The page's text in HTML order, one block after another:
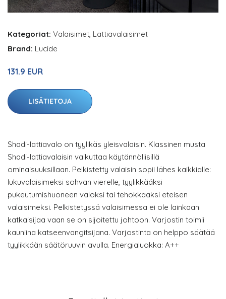
Kategoriat: Valaisimet, Lattiavalaisimet
Brand: Lucide
131.9 EUR
LISÄTIETOJA
Shadi-lattiavalo on tyylikäs yleisvalaisin. Klassinen musta
Shadi-lattiavalaisin vaikuttaa käytännöllisillä
ominaisuuksillaan. Pelkistetty valaisin sopii lähes kaikkialle:
lukuvalaisimeksi sohvan vierelle, tyylikkääksi
pukeutumishuoneen valoksi tai tehokkaaksi eteisen
valaisimeksi. Pelkistetyssä valaisimessa ei ole lainkaan
katkaisijaa vaan se on sijoitettu johtoon. Varjostin toimii
kauniina katseenvangitsijana. Varjostinta on helppo säätää
tyylikkään säätöruuvin avulla. Energialuokka: A++